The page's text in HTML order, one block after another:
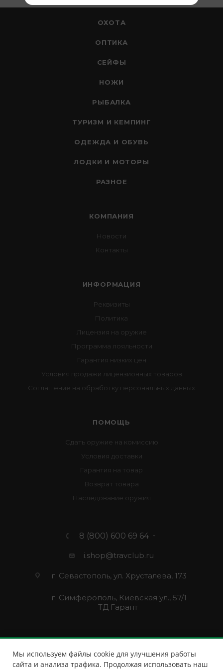
ОХОТА
ОПТИКА
СЕЙФЫ
НОЖИ
РЫБАЛКА
ТУРИЗМ И КЕМПИНГ
ОДЕЖДА И ОБУВЬ
ЛОДКИ И МОТОРЫ
РАЗНОЕ
КОМПАНИЯ
Новости
Контакты
ИНФОРМАЦИЯ
Реквизиты
Политика
Лицензия на оружие
Программа лояльности
Гарантия низких цен
Условия продажи лицензионных товаров
Соглашение на обработку персональных данных
ПОМОЩЬ
Сдать оружие на комиссию
Условия доставки
Гарантия на товар
Возврат товара
Наследование оружия
8 (800) 600 69 64
i.shop@travclub.ru
г. Севастополь, ул. Хрусталева, 173
г. Симферополь, Киевская ул., 57/1
ТД Гарант
Мы используем файлы cookie для улучшения работы
сайта и анализа трафика. Продолжая использовать наш